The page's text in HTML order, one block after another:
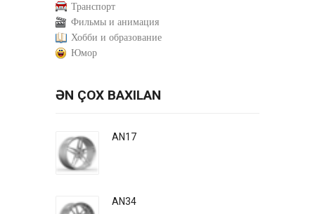
Транспорт
Фильмы и анимация
Хобби и образование
Юмор
ƏN ÇOX BAXILAN
AN17
AN34